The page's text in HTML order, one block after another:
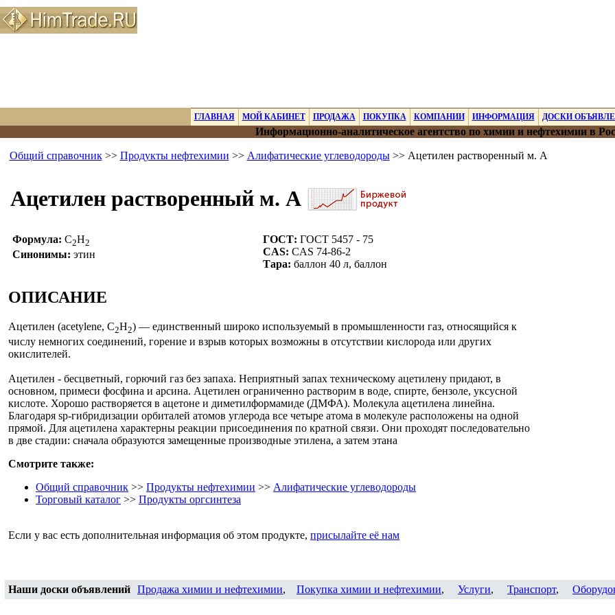
ГЛАВНАЯ МОЙ КАБИНЕТ ПРОДАЖА ПОКУПКА КОМПАНИИ ИНФОРМАЦИЯ ДОСКИ
Информационно-аналитическое агентство по химии и нефтехимии в
Общий справочник>> Продукты нефтехимии >> Алифатические углеводороды>> Ацетилен растворенный м. А
Ацетилен растворенный м. А
Формула: C2H2
Синонимы: этин
ГОСТ: ГОСТ 5457 - 75
CAS: CAS 74-86-2
Тара: баллон 40 л, баллон
ОПИСАНИЕ
Ацетилен (acetylene, C2H2) — единственный широко используемый в промышленности газ, относящийся к
числу немногих соединений, горение и взрыв которых возможны в отсутствии кислорода или других
окислителей.
Ацетилен - бесцветный, горючий газ без запаха. Неприятный запах техническому ацетилену придают, в
основном, примеси фосфина и арсина. Ацетилен ограниченно растворим в воде, спирте, бензоле, уксусной
кислоте. Хорошо растворяется в ацетоне и диметилформамиде (ДМФА). Молекула ацетилена линейна.
Благодаря sp-гибридизации орбиталей атомов углерода все четыре атома в молекуле расположены на одной
прямой. Для ацетилена характерны реакции присоединения по кратной связи. Они проходят последовательно
в две стадии: сначала образуются замещенные производные этилена, а затем этана
Смотрите также:
Общий справочник >> Продукты нефтехимии >> Алифатические углеводороды
Торговый каталог >> Продукты оргсинтеза
Если у вас есть дополнительная информация об этом продукте, присылайте её нам
Наши доски объявлений Продажа химии и нефтехимии, Покупка химии и нефтехимии, Услуги, Транспорт,